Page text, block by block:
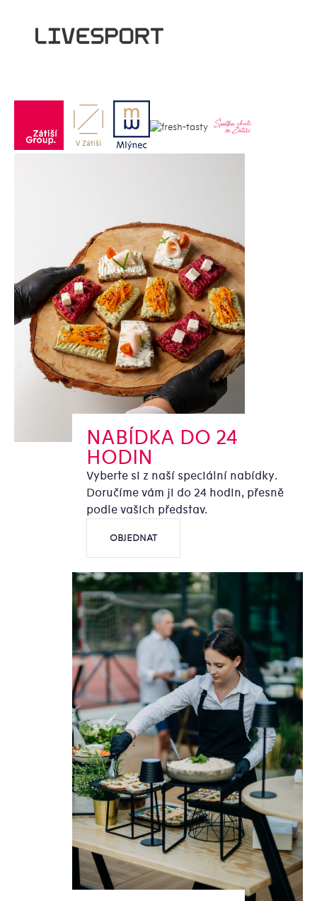
NABÍDKA DO 24
HODIN
Vyberte si z naší speciální nabídky.
Doručíme vám ji do 24 hodin, přesně
podle vašich představ.
OBJEDNAT